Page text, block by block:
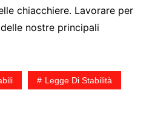
chiacchiere. Lavorare per
nostre principali
Legge Di Stabilità